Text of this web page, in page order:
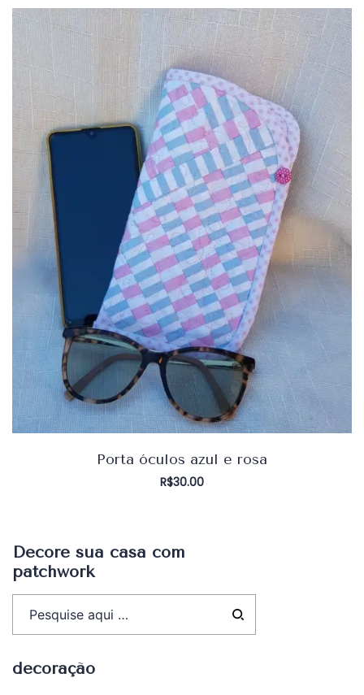
Porta óculos azul e rosa
R$30.00
Decore sua casa com
patchwork
decoração